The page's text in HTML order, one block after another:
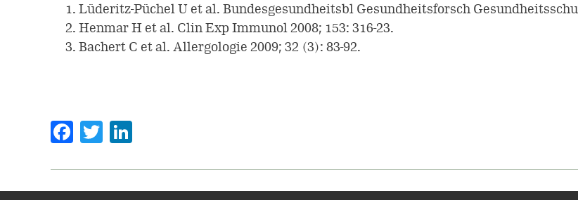
Lüderitz-Püchel U et al. Bundesgesundheitsbl Gesundheitsforsch
Henmar H et al. Clin Exp Immunol 2008; 153: 316-23.
Bachert C et al. Allergologie 2009; 32 (3): 83-92.
Facebook
Twitter